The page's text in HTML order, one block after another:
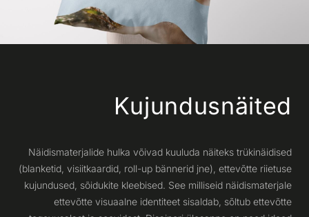
Kujundusnäited
Näidismaterjalide hulka võivad kuuluda näiteks trükinäidised
(blanketid, visiitkaardid, roll-up bännerid jne), ettevõtte riietuse
kujundused, sõidukite kleebised. See milliseid näidismaterjale
ettevõtte visuaalne identiteet sisaldab, sõltub ettevõtte